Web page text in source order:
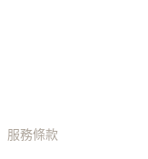
服務條款